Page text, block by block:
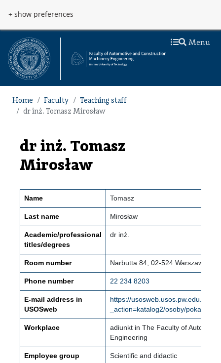
+ show preferences
Menu
Home Faculty
Teaching staff
dr inż. Tomasz Mirosław
dr inż. Tomasz
Mirosław
Name Tomasz
Last name Mirosław
Academic/professional
titles/degrees
dr inż.
Room number Narbutta 84, 02-524 Warszawa
Phone number 22 234 8203
E-mail address in
USOSweb
https://usosweb.usos.pw.edu.pl/
_action=katalog2/osoby/
Workplace
adiunkt in The Faculty of
Engineering
Employee group Scientific and didactic